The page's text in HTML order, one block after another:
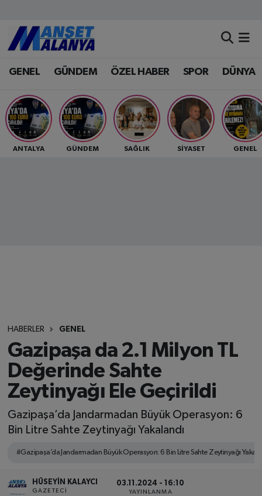
GENEL GÜNDEM ÖZEL HABER SPOR DÜNYA
ANTALYA GÜNDEM SAĞLIK SİYASET GENEL
HABERLER GENEL
Gazipaşa da 2.1 Milyon TL
Değerinde Sahte
Zeytinyağı Ele Geçirildi
Gazipaşa’da Jandarmadan Büyük Operasyon: 6
Bin Litre Sahte Zeytinyağı Yakalandı
#Gazipaşa’da Jandarmadan Büyük Operasyon: 6 Bin Litre Sahte Zeytinyağı
HÜSEYIN KALAYCI
GAZETECI
03.11.2024 - 16:10
YAYINLANMA
Antalya Nöbetçi Eczaneler
Antalya Hava Durumu
Antalya Namaz Vakitleri
Antalya Trafik Yoğunluk Haritası